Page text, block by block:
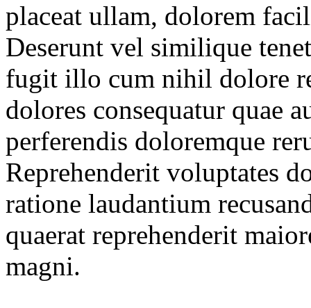
placeat ullam, dolorem
Deserunt vel similique
fugit illo cum nihil dolore
dolores consequatur quae
perferendis doloremque
Reprehenderit voluptates
ratione laudantium
quaerat reprehenderit
magni.